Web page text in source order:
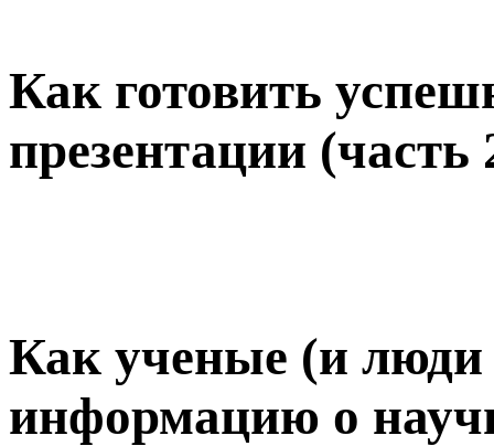
Как готовить
презентации (часть
Как ученые (и
информацию о